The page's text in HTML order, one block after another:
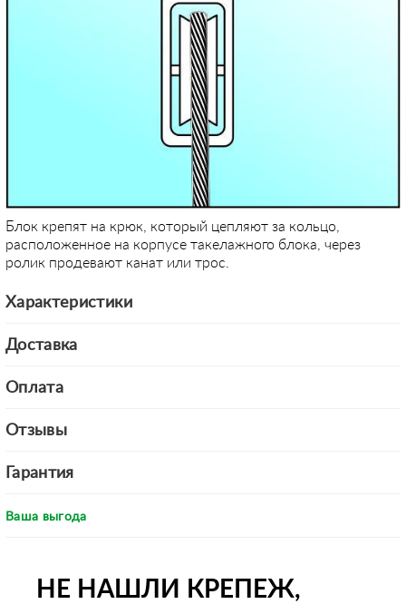
Блок крепят на крюк, который цепляют за кольцо,
расположенное на корпусе такелажного блока, через
ролик продевают канат или трос.
Характеристики
Доставка
Оплата
Отзывы
Гарантия
Ваша выгода
НЕ НАШЛИ КРЕПЕЖ,